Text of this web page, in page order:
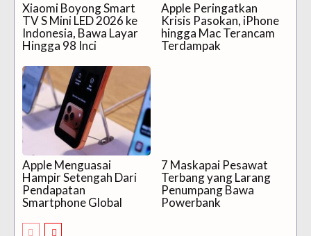
Xiaomi Boyong Smart
TV S Mini LED 2026 ke
Indonesia, Bawa Layar
Hingga 98 Inci
Apple Peringatkan
Krisis Pasokan, iPhone
hingga Mac Terancam
Terdampak
Apple Menguasai
Hampir Setengah Dari
Pendapatan
Smartphone Global
7 Maskapai Pesawat
Terbang yang Larang
Penumpang Bawa
Powerbank